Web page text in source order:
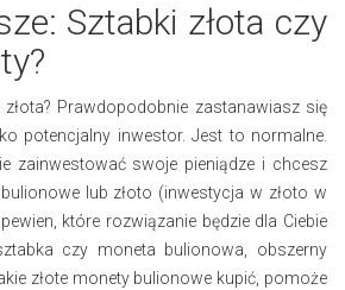
Sztabki złota czy
Prawdopodobnie zastanawiasz się
potencjalny inwestor. Jest to normalne.
zainwestować swoje pieniądze i chcesz
lub złoto (inwestycja w złoto w
które rozwiązanie będzie dla Ciebie
czy moneta bulionowa, obszerny
złote monety bulionowe kupić, pomoże